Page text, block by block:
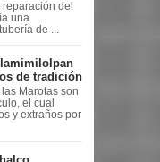
del
una
de ...
de tradición
las Marotas son
el cual
y extraños por